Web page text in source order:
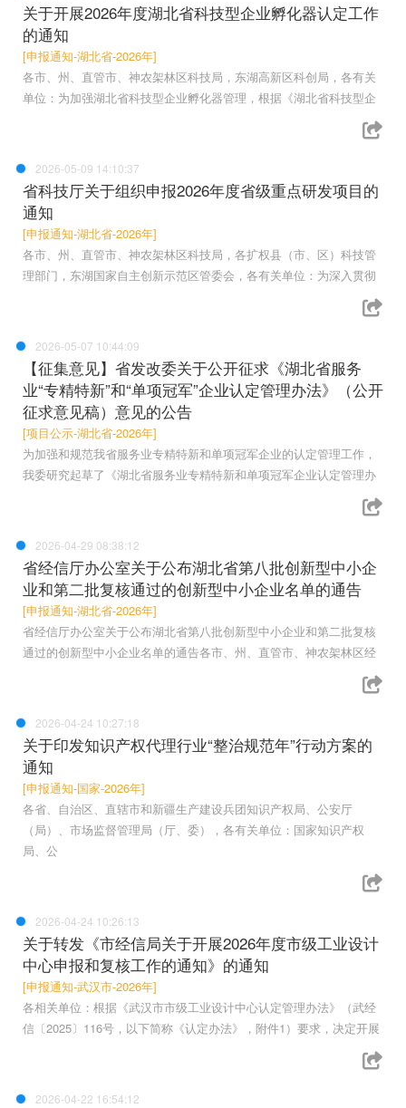
关于开展2026年度湖北省科技型企业孵化器认定工作
的通知
[申报通知-湖北省-2026年]
各市、州、直管市、神农架林区科技局，东湖高新区科创局，各有关
单位：为加强湖北省科技型企业孵化器管理，根据《湖北省科技型企
2026-05-09 14:10:37
省科技厅关于组织申报2026年度省级重点研发项目的
通知
[申报通知-湖北省-2026年]
各市、州、直管市、神农架林区科技局，各扩权县（市、区）科技管
理部门，东湖国家自主创新示范区管委会，各有关单位：为深入贯彻
2026-05-07 10:44:09
【征集意见】省发改委关于公开征求《湖北省服务
业“专精特新”和“单项冠军”企业认定管理办法》（公开
征求意见稿）意见的公告
[项目公示-湖北省-2026年]
为加强和规范我省服务业专精特新和单项冠军企业的认定管理工作，
我委研究起草了《湖北省服务业专精特新和单项冠军企业认定管理办
2026-04-29 08:38:12
省经信厅办公室关于公布湖北省第八批创新型中小企
业和第二批复核通过的创新型中小企业名单的通告
[申报通知-湖北省-2026年]
省经信厅办公室关于公布湖北省第八批创新型中小企业和第二批复核
通过的创新型中小企业名单的通告各市、州、直管市、神农架林区经
2026-04-24 10:27:18
关于印发知识产权代理行业“整治规范年”行动方案的
通知
[申报通知-国家-2026年]
各省、自治区、直辖市和新疆生产建设兵团知识产权局、公安厅
（局）、市场监督管理局（厅、委），各有关单位：国家知识产权
局、公
2026-04-24 10:26:13
关于转发《市经信局关于开展2026年度市级工业设计
中心申报和复核工作的通知》的通知
[申报通知-武汉市-2026年]
各相关单位：根据《武汉市市级工业设计中心认定管理办法》（武经
信〔2025〕116号，以下简称《认定办法》，附件1）要求，决定开展
2026-04-22 16:54:12